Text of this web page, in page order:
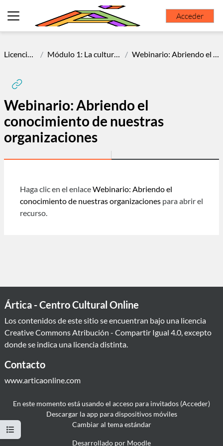
Panel lateral
Acceder
Abrir índice del curso
LicenciamientoLibre23 Módulo 1: La cultura libre en las organizaciones sociales Webinario: Abriendo el conocimiento de nuestras organizaciones
Webinario: Abriendo el
conocimiento de nuestras
organizaciones
Haga clic en el enlaceWebinario: Abriendo el
conocimiento de nuestras organizaciones para abrir el
recurso.
Ártica - Centro Cultural Online
Los contenidos de este sitio se encuentran bajo una licencia
Creative Commons Atribución - Compartir Igual 4.0, excepto
donde se indica una licencia distinta.
Contacto
www.articaonline.com
En este momento está usando el acceso para invitados (Acceder)
Descargar la app para dispositivos móviles
Cambiar al tema estándar
Desarrollado por Moodle